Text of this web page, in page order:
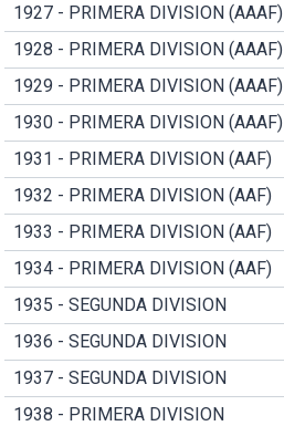
1927 - PRIMERA DIVISION (AAAF)
1928 - PRIMERA DIVISION (AAAF)
1929 - PRIMERA DIVISION (AAAF)
1930 - PRIMERA DIVISION (AAAF)
1931 - PRIMERA DIVISION (AAF)
1932 - PRIMERA DIVISION (AAF)
1933 - PRIMERA DIVISION (AAF)
1934 - PRIMERA DIVISION (AAF)
1935 - SEGUNDA DIVISION
1936 - SEGUNDA DIVISION
1937 - SEGUNDA DIVISION
1938 - PRIMERA DIVISION